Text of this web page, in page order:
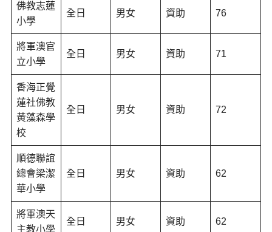
佛教志蓮
小學
全日 男女 資助 76
將軍澳官
立小學
全日 男女 資助 71
香海正覺
蓮社佛教
黃藻森學
校
全日 男女 資助 72
順德聯誼
總會梁潔
華小學
全日 男女 資助 62
將軍澳天
主教小學
全日 男女 資助 62